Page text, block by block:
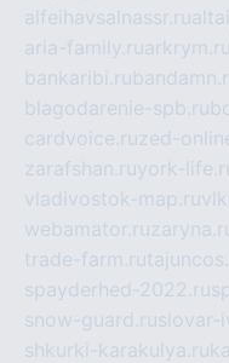
alfeihavsalnassr.ru
aria-family.ruarkrym.ru
bankaribi.ru
blagodarenie-spb.ru
cardvoice.ruzed-
zarafshan.ruyork-
vladivostok-map.ru
webamator.ru
trade-farm.ru
spayderhed-2022.ru
snow-guard.ruslovar-
shkurki-karakulya.ru